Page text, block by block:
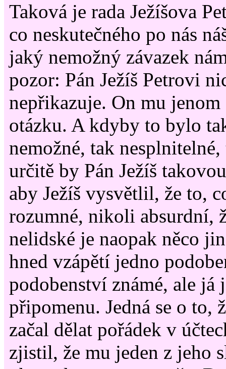
Taková je rada Ježíšova
co neskutečného po nás
jaký nemožný závazek
pozor: Pán Ježíš Petrovi
nepřikazuje. On mu
otázku. A kdyby to bylo
nemožné, tak
určitě by Pán Ježíš
aby Ježíš vysvětlil, že to,
rozumné, nikoli absurdní,
nelidské je naopak něco
hned vzápětí jedno
podobenství známé, ale já
připomenu. Jedná se o to,
začal dělat pořádek v
zjistil, že mu jeden z jeho